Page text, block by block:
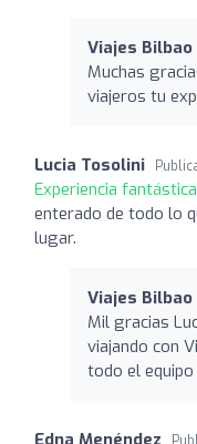
Viajes
Muchas
viajeros tu
Lucia Tosolini
Experiencia
enterado de todo lo
lugar.
Viajes
Mil gracias
viajando con
todo el equipo
Edna Menéndez